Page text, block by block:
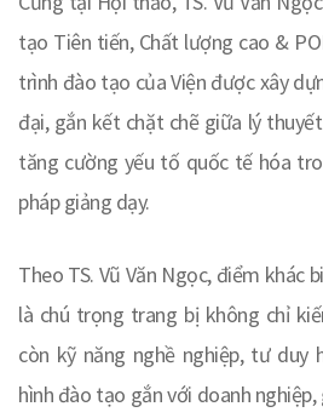
tạo Tiên tiến, Chất lượng cao &
trình đào tạo của Viện được xây
đại, gắn kết chặt chẽ giữa lý
tăng cường yếu tố quốc tế hóa
pháp giảng dạy.
Theo TS. Vũ Văn Ngọc, điểm khác
là chú trọng trang bị không chỉ
còn kỹ năng nghề nghiệp, tư duy
hình đào tạo gắn với doanh